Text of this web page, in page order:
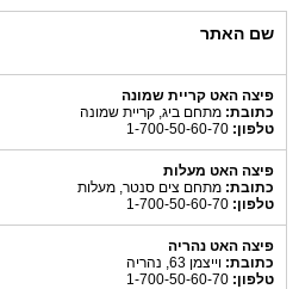
שם האתר
פיצה האט קריית שמונה
כתובת: מתחם ביג, קריית שמונה
טלפון:
פיצה האט מעלות
כתובת: מתחם צים סנטר, מעלות
טלפון:
פיצה האט נהריה
כתובת: וייצמן 63, נהריה
טלפון: